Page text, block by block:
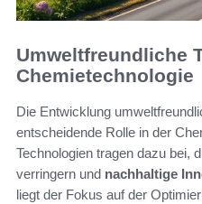
Umweltfreundliche
Chemietechnologie
Die Entwicklung
entscheidende Rolle in der
Technologien tragen dazu bei,
verringern und nachhaltige
liegt der Fokus auf der